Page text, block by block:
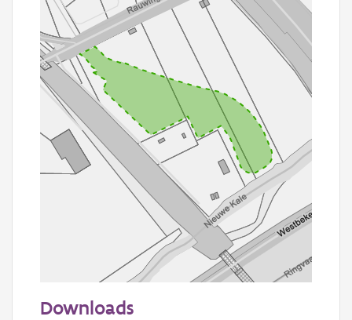
Informatie Vlaanderen
Downloads